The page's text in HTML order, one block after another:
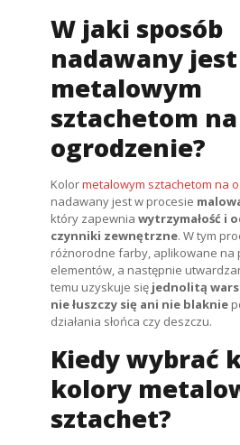
W jaki sposób
nadawany
metalowym
sztachetom na
ogrodzenie?
Kolormetalowym sztachetom na
nadawany jest w procesie
który zapewniawytrzymałość i
czynniki zewnętrzne. W tym
różnorodne farby, aplikowane na
elementów, a następnie
temu uzyskuje się jednolitą
nie łuszczy się ani nie blaknie
działania słońca czy deszczu.
Kiedy wybrać
kolory
sztachet?